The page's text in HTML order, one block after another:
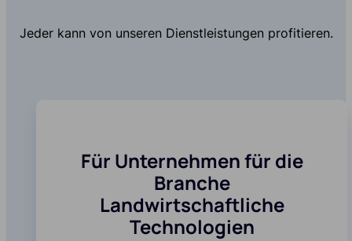
Jeder kann von unseren Dienstleistungen profitieren.
Für Unternehmen für die
Branche
Landwirtschaftliche
Technologien